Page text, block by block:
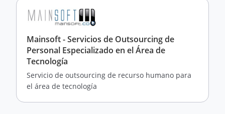
Mainsoft - Servicios de Outsourcing de
Personal Especializado en el Área de
Tecnología
Servicio de outsourcing de recurso humano para
el área de tecnología